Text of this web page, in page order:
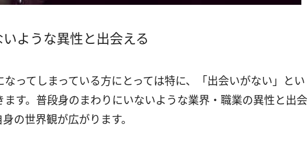
ような異性と出会える
ってしまっている方にとっては特に、「出会いがない」とい
ます。普段身のまわりにいないような業界・職業の異性と出会
の世界観が広がります。